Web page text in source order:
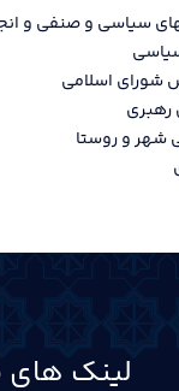
سیاسی و صنفی و
شورای اسلامی
رهبری
شهر و روستا
لینک های